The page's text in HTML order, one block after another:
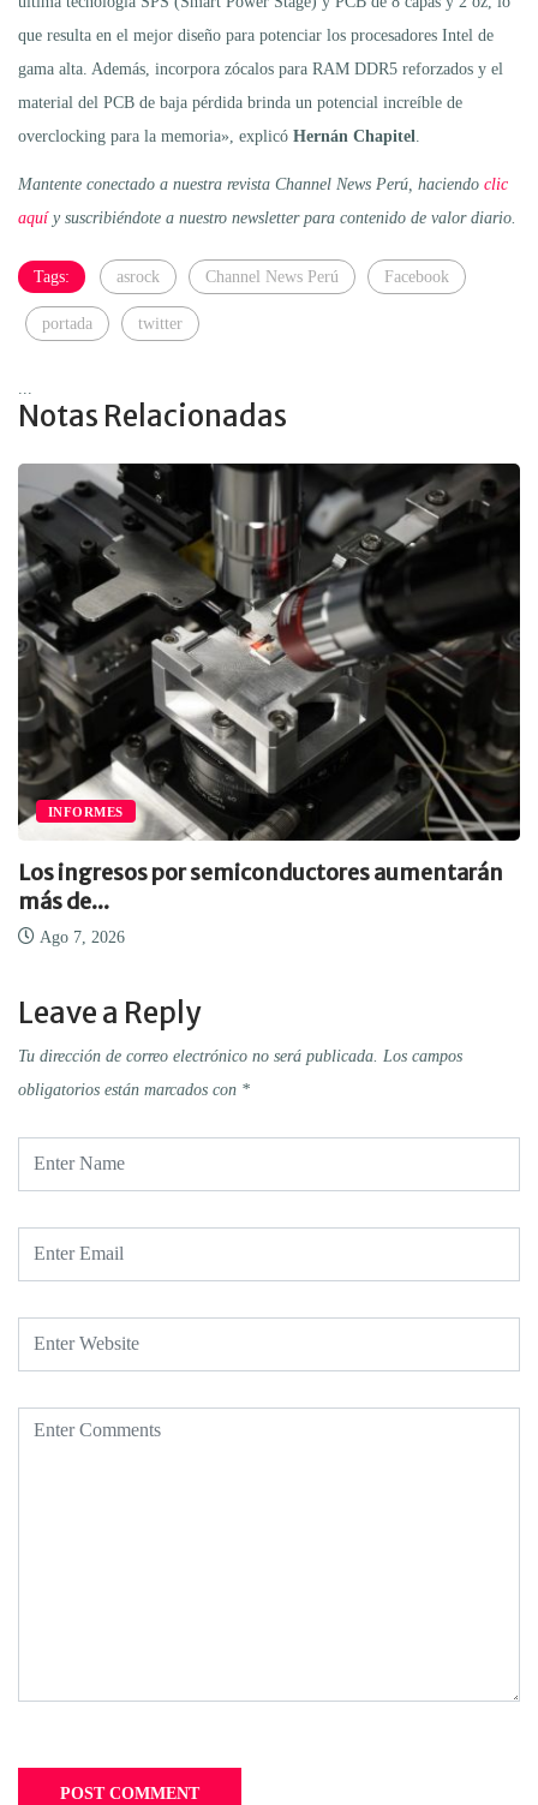
que resulta en el mejor diseño para potenciar los procesadores Intel de
gama alta. Además, incorpora zócalos para RAM DDR5 reforzados y el
material del PCB de baja pérdida brinda un potencial increíble de
overclocking para la memoria», explicó Hernán Chapitel
Mantente conectado a nuestra revista Channel News Perú, haciendo clic
aquíy suscribiéndote a nuestro newsletter para contenido de valor diario.
Tags: asrock Channel News Perú Facebook
portada twitter
Notas Relacionadas
INFORMES
Los ingresos por semiconductores aumentarán
más de...
Ago 7, 2026
Leave a Reply
Tu dirección de correo electrónico no será publicada. Los campos
obligatorios están marcados con *